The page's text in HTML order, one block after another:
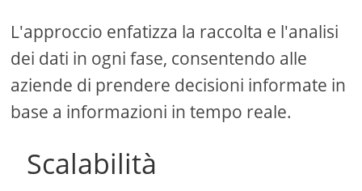
L'approccio enfatizza la raccolta e l'analisi
dei dati in ogni fase, consentendo alle
aziende di prendere decisioni informate in
base a informazioni in tempo reale.
Scalabilità